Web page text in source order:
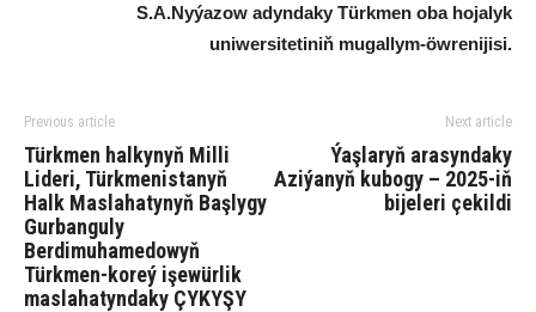
S.A.Nyýazow adyndaky Türkmen oba hojalyk
uniwersitetiniň mugallym-öwrenijisi.
Previous article
Türkmen halkynyň Milli
Lideri, Türkmenistanyň
Halk Maslahatynyň Başlygy
Gurbanguly
Berdimuhamedowyň
Türkmen-koreý işewürlik
maslahatyndaky ÇYKYŞY
Next article
Ýaşlaryň arasyndaky
Aziýanyň kubogy – 2025-iň
bijeleri çekildi